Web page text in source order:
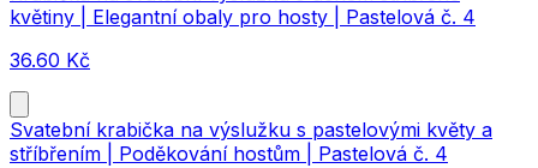
květiny | Elegantní obaly pro hosty | Pastelová č. 4
36.60 Kč
Svatební krabička na výslužku s pastelovými květy a
stříbřením | Poděkování hostům | Pastelová č. 4